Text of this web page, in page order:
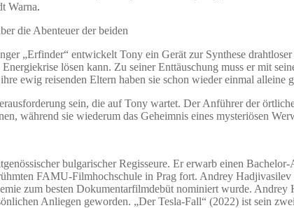
Warna.
die Abenteuer der beiden
„Erfinder“ entwickelt Tony ein Gerät zur Synthese
lösen kann. Zu seiner Enttäuschung muss er mit
ewig reisenden Eltern haben sie schon wieder einmal alleine
sein, die auf Tony wartet. Der Anführer der
während sie wiederum das Geheimnis eines mysteriösen
bulgarischer Regisseure. Er erwarb einen
FAMU-Filmhochschule in Prag fort. Andrey
zum besten Dokumentarfilmdebüt nominiert wurde.
Anliegen geworden. „Der Tesla-Fall“ (2022) ist sein